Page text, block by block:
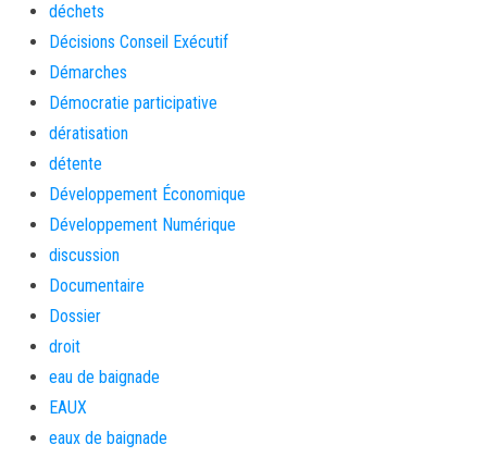
déchets
Décisions Conseil Exécutif
Démarches
Démocratie participative
dératisation
détente
Développement Économique
Développement Numérique
discussion
Documentaire
Dossier
droit
eau de baignade
EAUX
eaux de baignade